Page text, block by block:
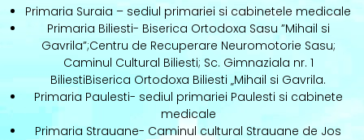
Primaria Suraia – sediul primariei si cabinetele medicale
Primaria Biliesti- Biserica Ortodoxa Sasu ”Mihail si
Gavrila”;Centru de Recuperare Neuromotorie Sasu;
Caminul Cultural Biliesti; Sc. Gimnaziala nr. 1
BiliestiBiserica Ortodoxa Biliesti „Mihail si Gavrila.
Primaria Paulesti- sediul primariei Paulesti si cabinete
medicale
Primaria Strauane- Caminul cultural Strauane de Jos